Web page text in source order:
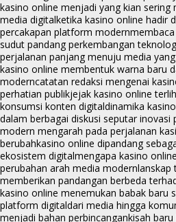
kasino online menjadi yang kian sering
media digitalketika kasino online hadir
percakapan platform modern
sudut pandang perkembangan
perjalanan panjang menuju media
kasino online membentuk warna baru
moderncatatan redaksi mengenai
perhatian publikjejak kasino online
konsumsi konten digitaldinamika
dalam berbagai diskusi seputar inovasi
modern mengarah pada perjalanan
berubahkasino online dipandang
ekosistem digitalmengapa kasino
perubahan arah media modernlanskap
memberikan pandangan berbeda
kasino online menemukan babak baru
platform digitaldari media hingga
menjadi bahan perbincangankisah